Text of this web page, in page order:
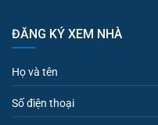
ĐĂNG KÝ XEM NHÀ